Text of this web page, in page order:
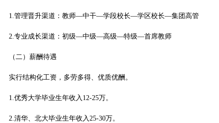
1.管理晋升渠道：教师—中干—学段校长—学区校长—集团高管
2.专业成长渠道：初级—中级—高级—特级—首席教师
（二）薪酬待遇
实行结构化工资，多劳多得、优质优酬。
1.优秀大学毕业生年收入12-25万。
2.清华、北大毕业生年收入25-30万。